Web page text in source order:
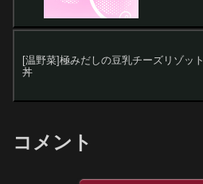
[温野菜]極みだしの豆乳チーズリゾット
丼
コメント